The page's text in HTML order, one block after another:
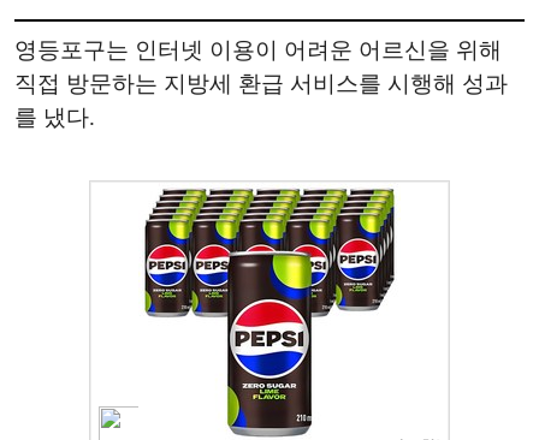
영등포구는 인터넷 이용이 어려운 어르신을 위해
직접 방문하는 지방세 환급 서비스를 시행해 성과
를 냈다.